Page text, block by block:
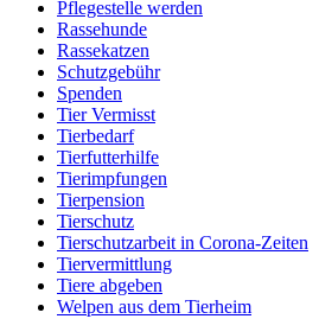
Pflegestelle werden
Rassehunde
Rassekatzen
Schutzgebühr
Spenden
Tier Vermisst
Tierbedarf
Tierfutterhilfe
Tierimpfungen
Tierpension
Tierschutz
Tierschutzarbeit in Corona-Zeiten
Tiervermittlung
Tiere abgeben
Welpen aus dem Tierheim